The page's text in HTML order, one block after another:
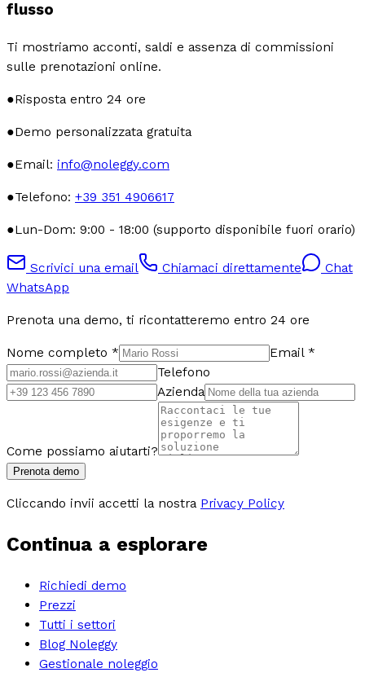
flusso
Ti mostriamo acconti, saldi e assenza di commissioni
sulle prenotazioni online.
●Risposta entro 24 ore
●Demo personalizzata gratuita
●Email: info@noleggy.com
●Telefono: +39 351 4906617
●Lun-Dom: 9:00 - 18:00 (supporto disponibile fuori orario)
Scrivici una email Chiamaci direttamente
Chat
WhatsApp
Prenota una demo, ti ricontatteremo entro 24 ore
Nome completo * Email *
Telefono
Azienda
Come possiamo aiutarti?
Prenota demo
Cliccando invii accetti la nostra Privacy Policy
Continua a esplorare
Richiedi demo
Prezzi
Tutti i settori
Blog Noleggy
Gestionale noleggio